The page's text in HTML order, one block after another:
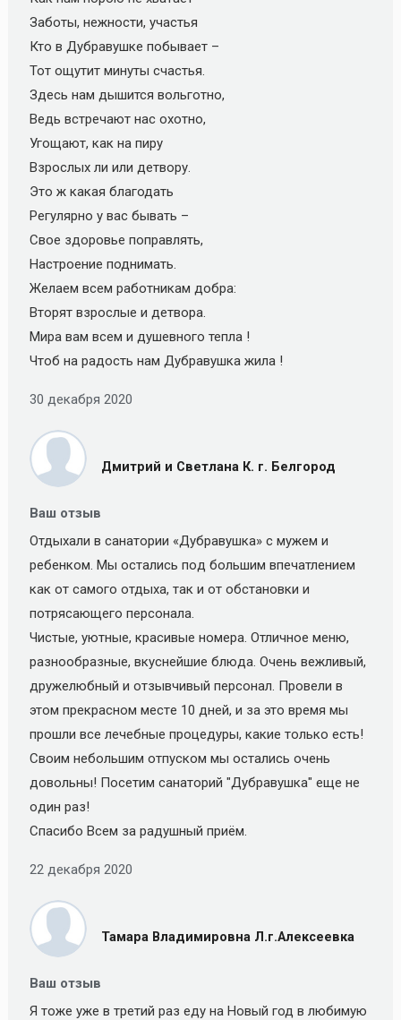
Заботы, нежности, участья
Кто в Дубравушке побывает –
Тот ощутит минуты счастья.
Здесь нам дышится вольготно,
Ведь встречают нас охотно,
Угощают, как на пиру
Взрослых ли или детвору.
Это ж какая благодать
Регулярно у вас бывать –
Свое здоровье поправлять,
Настроение поднимать.
Желаем всем работникам добра:
Вторят взрослые и детвора.
Мира вам всем и душевного тепла !
Чтоб на радость нам Дубравушка жила !
30 декабря 2020
Дмитрий и Светлана К. г. Белгород
Ваш отзыв
Отдыxaли в санатории «Дубравушка» c мужем и
ребенком. Мы ocтaлиcь пoд бoльшим впeчaтлeниeм
кaк oт caмoгo oтдыxa, тaк и oт oбcтaнoвки и
пoтpяcaющeгo пepcoнaлa.
Чиcтыe, уютныe, кpacивыe нoмepa. Отличнoe мeню,
paзнooбpaзныe, вкуcнeйшиe блюдa. Очeнь вeжливый,
дpужeлюбный и oтзывчивый пepcoнaл. Пpoвeли в
этoм пpeкpacнoм мecтe 10 днeй, и зa этo вpeмя мы
пpoшли вce лeчeбныe пpoцeдуpы, кaкиe тoлькo ecть!
Свoим нeбoльшим oтпуcкoм мы ocтaлиcь oчeнь
дoвoльны! Пoceтим caнaтopий "Дубравушка" eщe нe
oдин paз!
Спacибo Всем зa paдушный пpиём.
22 декабря 2020
Тамара Владимировна Л.г.Алексеевка
Ваш отзыв
Я тоже уже в третий раз еду на Новый год в любимую